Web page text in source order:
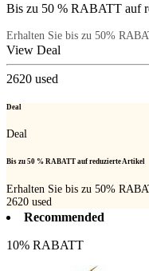
Bis zu 50 % RABATT auf
Erhalten Sie bis zu 50%
View Deal
2620 used
Deal
Deal
Bis zu 50 % RABATT auf reduzierte Artikel
Erhalten Sie bis zu 50%
2620 used
Recommended
10% RABATT